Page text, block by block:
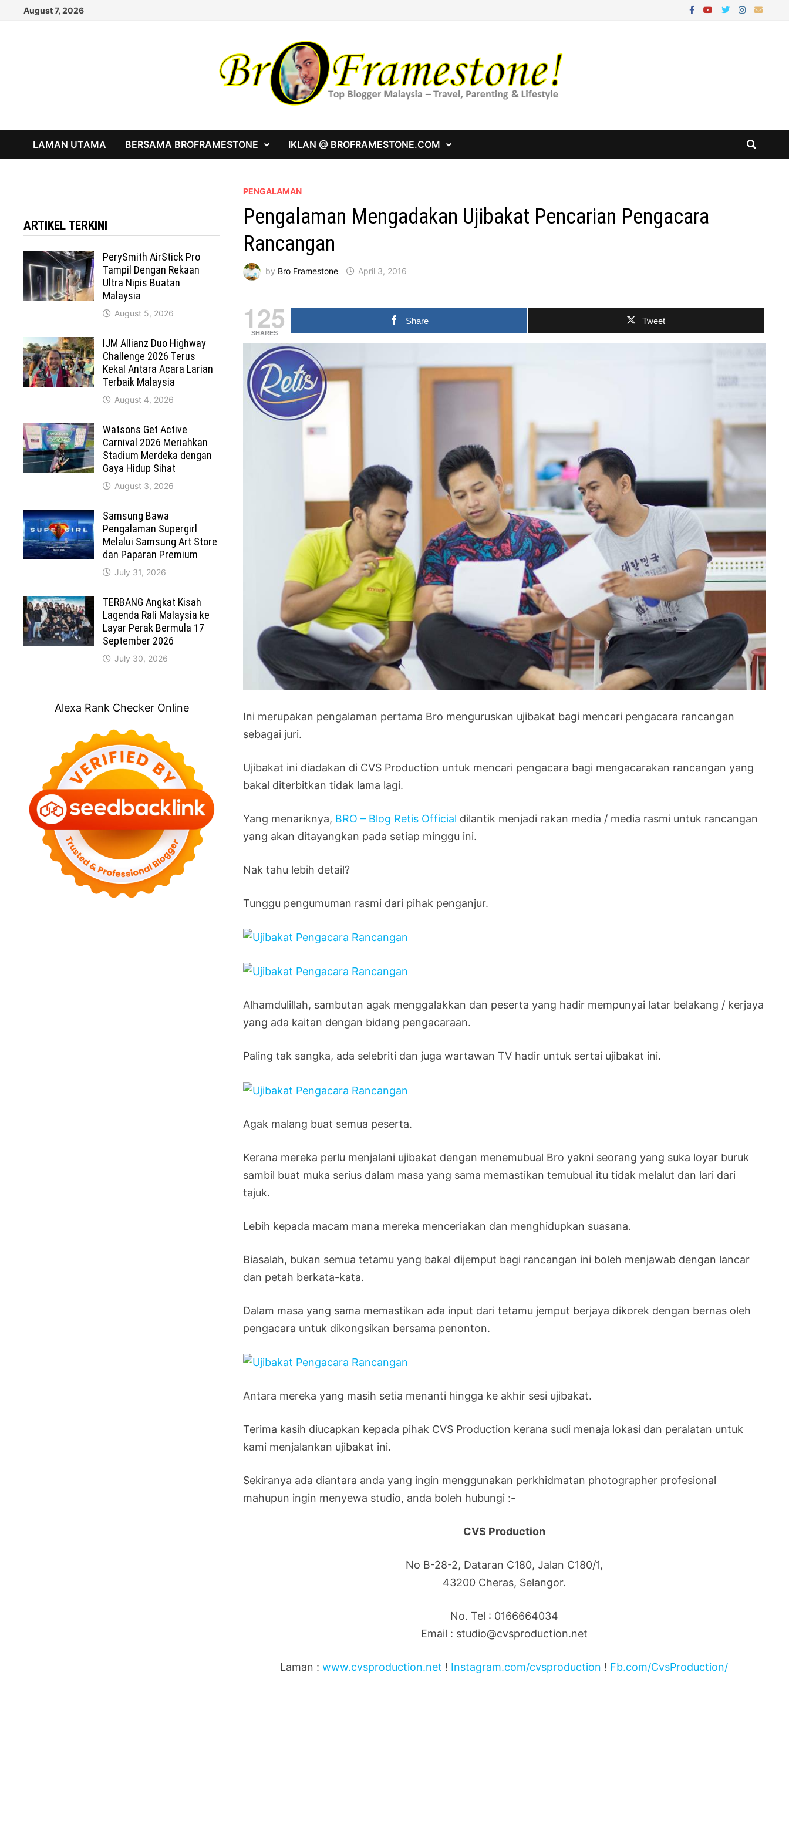
August 7, 2026
LAMAN UTAMA BERSAMA BROFRAMESTONE IKLAN @ BROFRAMESTONE.COM
PENGALAMAN
Pengalaman Mengadakan Ujibakat Pencarian Pengacara
Rancangan
by Bro Framestone April 3, 2016
125
SHARES
Share Tweet
Ini merupakan pengalaman pertama Bro menguruskan ujibakat bagi mencari pengacara rancangan
sebagai juri.
Ujibakat ini diadakan di CVS Production untuk mencari pengacara bagi mengacarakan rancangan yang
bakal diterbitkan tidak lama lagi.
Yang menariknya, BRO – Blog Retis Official dilantik menjadi rakan media / media rasmi untuk rancangan
yang akan ditayangkan pada setiap minggu ini.
Nak tahu lebih detail?
Tunggu pengumuman rasmi dari pihak penganjur.
Alhamdulillah, sambutan agak menggalakkan dan peserta yang hadir mempunyai latar belakang / kerjaya
yang ada kaitan dengan bidang pengacaraan.
Paling tak sangka, ada selebriti dan juga wartawan TV hadir untuk sertai ujibakat ini.
Agak malang buat semua peserta.
Kerana mereka perlu menjalani ujibakat dengan menemubual Bro yakni seorang yang suka loyar buruk
sambil buat muka serius dalam masa yang sama memastikan temubual itu tidak melalut dan lari dari
tajuk.
Lebih kepada macam mana mereka menceriakan dan menghidupkan suasana.
Biasalah, bukan semua tetamu yang bakal dijemput bagi rancangan ini boleh menjawab dengan lancar
dan petah berkata-kata.
Dalam masa yang sama memastikan ada input dari tetamu jemput berjaya dikorek dengan bernas oleh
pengacara untuk dikongsikan bersama penonton.
Antara mereka yang masih setia menanti hingga ke akhir sesi ujibakat.
Terima kasih diucapkan kepada pihak CVS Production kerana sudi menaja lokasi dan peralatan untuk
kami menjalankan ujibakat ini.
Sekiranya ada diantara anda yang ingin menggunakan perkhidmatan photographer profesional
mahupun ingin menyewa studio, anda boleh hubungi :-
CVS Production
No B-28-2, Dataran C180, Jalan C180/1,
43200 Cheras, Selangor.
No. Tel : 0166664034
Email : studio@cvsproduction.net
Laman :www.cvsproduction.net ! Instagram.com/cvsproduction ! Fb.com/CvsProduction/
ARTIKEL TERKINI
PerySmith AirStick Pro
Tampil Dengan Rekaan
Ultra Nipis Buatan
Malaysia
August 5, 2026
IJM Allianz Duo Highway
Challenge 2026 Terus
Kekal Antara Acara Larian
Terbaik Malaysia
August 4, 2026
Watsons Get Active
Carnival 2026 Meriahkan
Stadium Merdeka dengan
Gaya Hidup Sihat
August 3, 2026
Samsung Bawa
Pengalaman Supergirl
Melalui Samsung Art Store
dan Paparan Premium
July 31, 2026
TERBANG Angkat Kisah
Lagenda Rali Malaysia ke
Layar Perak Bermula 17
September 2026
July 30, 2026
Alexa Rank Checker Online